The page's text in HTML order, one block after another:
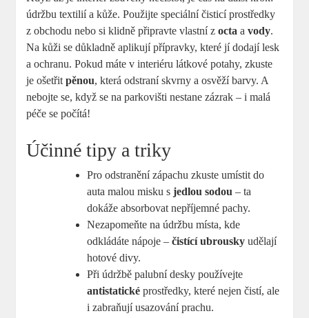
údržbu textilií a kůže. Použijte speciální čisticí prostředky
z obchodu nebo si klidně připravte vlastní zocta avody.
Na kůži se důkladně aplikují přípravky, které jí dodají lesk
a ochranu. Pokud máte v interiéru látkové potahy, zkuste
je ošetřitpěnou, která odstraní skvrny a osvěží barvy. A
nebojte se, když se na parkovišti nestane zázrak – i malá
péče se počítá!
Účinné tipy a triky
Pro odstranění zápachu zkuste umístit do
auta malou misku sjedlou sodou – ta
dokáže absorbovat nepříjemné pachy.
Nezapomeňte na údržbu místa, kde
odkládáte nápoje –čistící ubrousky udělají
hotové divy.
Při údržbě palubní desky používejte
antistatické prostředky, které nejen čistí, ale
i zabraňují usazování prachu.